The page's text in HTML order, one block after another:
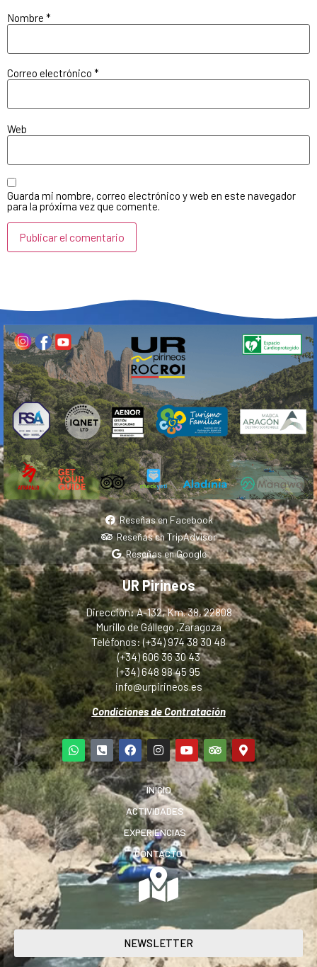
Nombre *
Correo electrónico *
Web
Guarda mi nombre, correo electrónico y web en este navegador
para la próxima vez que comente.
Reseñas en Facebook
Reseñas en TripAdvisor
Reseñas en Google
UR Pirineos
Dirección: A-132, Km. 38, 22808
Murillo de Gállego ,Zaragoza
Teléfonos: (+34) 974 38 30 48
(+34) 606 36 30 43
(+34) 648 98 45 95
info@urpirineos.es
Condiciones de Contratación
INICIO
ACTIVIDADES
EXPERIENCIAS
CONTACTO
NEWSLETTER